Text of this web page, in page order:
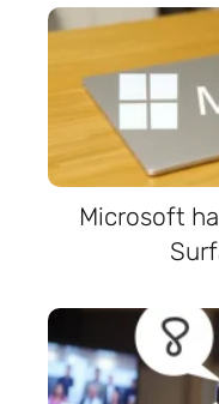
Microsoft